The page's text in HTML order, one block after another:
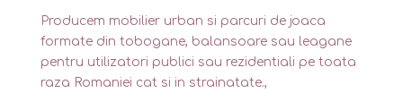
Producem mobilier urban si parcuri de joaca
formate din tobogane, balansoare sau leagane
pentru utilizatori publici sau rezidentiali pe toata
raza Romaniei cat si in strainatate.,